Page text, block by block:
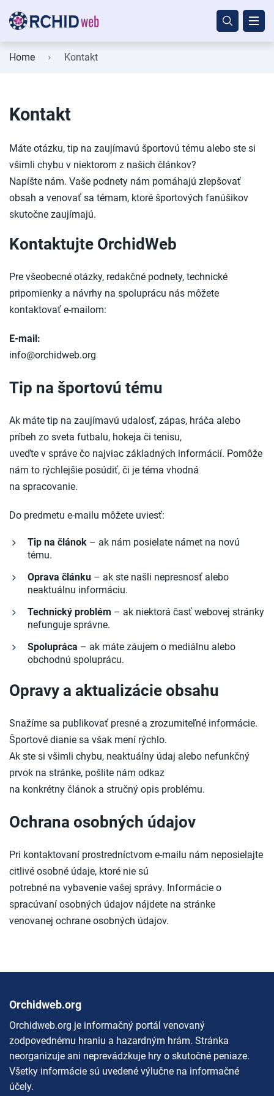
Home Kontakt
Kontakt
Máte otázku, tip na zaujímavú športovú tému alebo ste si
všimli chybu v niektorom z našich článkov?
Napíšte nám. Vaše podnety nám pomáhajú zlepšovať
obsah a venovať sa témam, ktoré športových fanúšikov
skutočne zaujímajú.
Kontaktujte OrchidWeb
Pre všeobecné otázky, redakčné podnety, technické
pripomienky a návrhy na spoluprácu nás môžete
kontaktovať e-mailom:
E-mail:
info@orchidweb.org
Tip na športovú tému
Ak máte tip na zaujímavú udalosť, zápas, hráča alebo
príbeh zo sveta futbalu, hokeja či tenisu,
uveďte v správe čo najviac základných informácií. Pomôže
nám to rýchlejšie posúdiť, či je téma vhodná
na spracovanie.
Do predmetu e-mailu môžete uviesť:
Tip na článok – ak nám posielate námet na novú
tému.
Oprava článku – ak ste našli nepresnosť alebo
neaktuálnu informáciu.
Technický problém – ak niektorá časť webovej stránky
nefunguje správne.
Spolupráca – ak máte záujem o mediálnu alebo
obchodnú spoluprácu.
Opravy a aktualizácie obsahu
Snažíme sa publikovať presné a zrozumiteľné informácie.
Športové dianie sa však mení rýchlo.
Ak ste si všimli chybu, neaktuálny údaj alebo nefunkčný
prvok na stránke, pošlite nám odkaz
na konkrétny článok a stručný opis problému.
Ochrana osobných údajov
Pri kontaktovaní prostredníctvom e-mailu nám neposielajte
citlivé osobné údaje, ktoré nie sú
potrebné na vybavenie vašej správy. Informácie o
spracúvaní osobných údajov nájdete na stránke
venovanej ochrane osobných údajov.
Orchidweb.org
Orchidweb.org je informačný portál venovaný
zodpovednému hraniu a hazardným hrám. Stránka
neorganizuje ani neprevádzkuje hry o skutočné peniaze.
Všetky informácie sú uvedené výlučne na informačné
účely.